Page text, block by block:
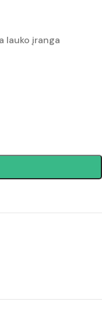
lauko įranga